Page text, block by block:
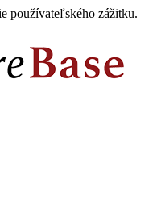
používateľského zážitku.